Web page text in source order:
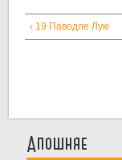
‹ 19 Паводле Лукі
Апошняе